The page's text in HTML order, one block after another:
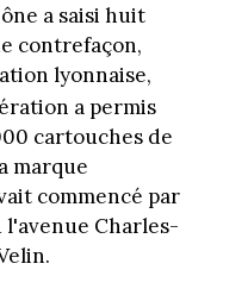
a saisi huit
contrefaçon,
lyonnaise,
a permis
cartouches de
marque
commencé par
Charles-